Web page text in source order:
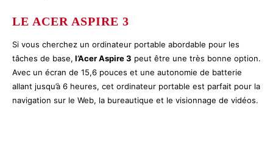
LE ACER ASPIRE 3
Si vous cherchez un ordinateur portable abordable pour les
tâches de base, l’Acer Aspire 3 peut être une très bonne option.
Avec un écran de 15,6 pouces et une autonomie de batterie
allant jusqu’à 6 heures, cet ordinateur portable est parfait pour la
navigation sur le Web, la bureautique et le visionnage de vidéos.